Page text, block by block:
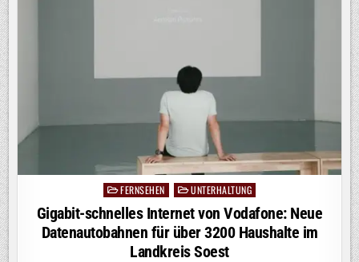
PostedFERNSEHEN UNTERHALTUNG
Gigabit-schnelles Internet von Vodafone: Neue
Datenautobahnen für über 3200 Haushalte im
Landkreis Soest